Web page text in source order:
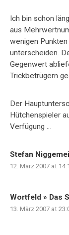
Ich bin schon
aus
wenigen
unterscheiden.
Gegenwert
Trickbetrügern
Der
Hütchenspieler
Verfügung …
Stefan
12. März 2007 at
Wortfeld » Das
13. März 2007 at